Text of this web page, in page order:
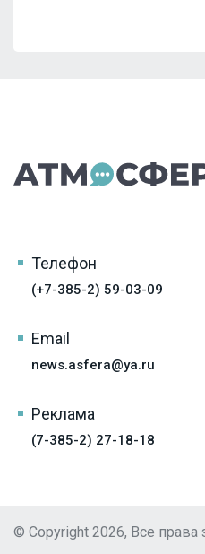
Телефон
(+7-385-2) 59-03-09
Email
news.asfera@ya.ru
Реклама
(7-385-2) 27-18-18
© Copyright 2026, Все права